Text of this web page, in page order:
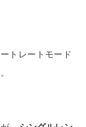
トレートモード